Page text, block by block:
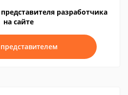
разработчика
на сайте